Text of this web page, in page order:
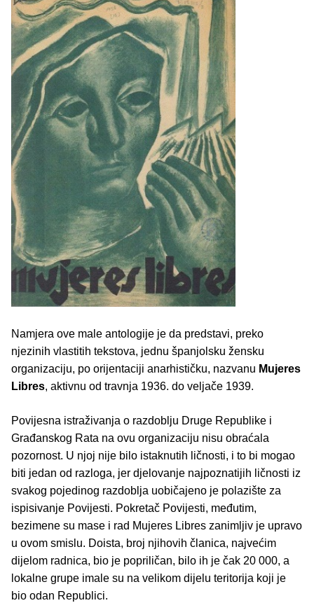
Namjera ove male antologije je da predstavi, preko
njezinih vlastitih tekstova, jednu španjolsku žensku
organizaciju, po orijentaciji anarhističku, nazvanu Mujeres
Libres, aktivnu od travnja 1936. do veljače 1939.
Povijesna istraživanja o razdoblju Druge Republike i
Građanskog Rata na ovu organizaciju nisu obraćala
pozornost. U njoj nije bilo istaknutih ličnosti, i to bi mogao
biti jedan od razloga, jer djelovanje najpoznatijih ličnosti iz
svakog pojedinog razdoblja uobičajeno je polazište za
ispisivanje Povijesti. Pokretač Povijesti, međutim,
bezimene su mase i rad Mujeres Libres zanimljiv je upravo
u ovom smislu. Doista, broj njihovih članica, najvećim
dijelom radnica, bio je popriličan, bilo ih je čak 20 000, a
lokalne grupe imale su na velikom dijelu teritorija koji je
bio odan Republici.